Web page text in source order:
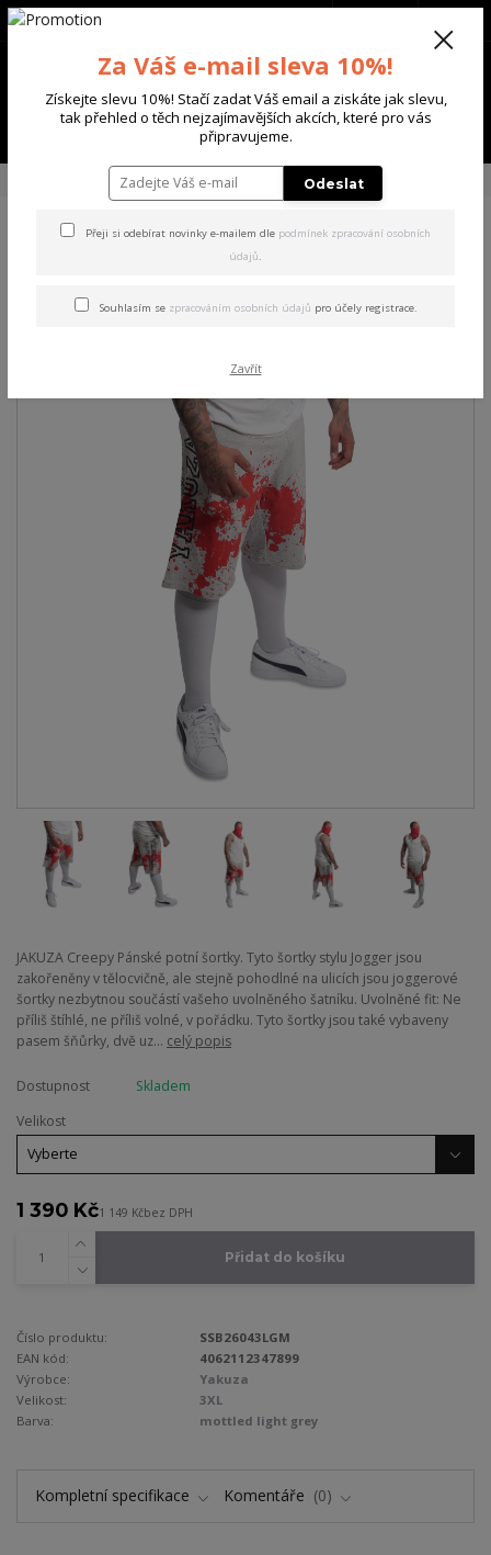
Menu
+420 702 136 620
ŠORTKY Yakuza pánské šortky Creepy Sweat Shorts
Yakuza pánské šortky Creepy
Sweat Shorts
JAKUZA Creepy Pánské potní šortky. Tyto šortky stylu Jogger jsou
zakořeněny v tělocvičně, ale stejně pohodlné na ulicích jsou joggerové
šortky nezbytnou součástí vašeho uvolněného šatníku. Uvolněné fit: Ne
příliš štíhlé, ne příliš volné, v pořádku. Tyto šortky jsou také vybaveny
pasem šňůrky, dvě uz... celý popis
Dostupnost
Skladem
Velikost
1 390 Kč1 149 Kčbez DPH
Přidat do košíku
Číslo produktu:
SSB26043LGM
EAN kód:
4062112347899
Výrobce:
Yakuza
Velikost:
3XL
Barva:
mottled light grey
Kompletní specifikace Komentáře 0
Za Váš e-mail sleva 10%!
Získejte slevu 10%! Stačí zadat Váš email a ziskáte jak slevu,
tak přehled o těch nejzajímavějších akcích, které pro vás
připravujeme.
Odeslat
Přeji si odebírat novinky e-mailem dle podmínek zpracování osobních
údajů.
Souhlasím se zpracováním osobních údajů pro účely registrace.
Zavřít